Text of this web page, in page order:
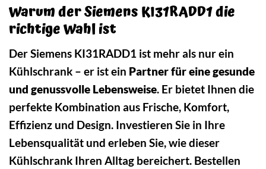
Warum der Siemens KI31RADD1 die
richtige Wahl ist
Der Siemens KI31RADD1 ist mehr als nur ein
Kühlschrank – er ist ein Partner für eine gesunde
und genussvolle Lebensweise. Er bietet Ihnen die
perfekte Kombination aus Frische, Komfort,
Effizienz und Design. Investieren Sie in Ihre
Lebensqualität und erleben Sie, wie dieser
Kühlschrank Ihren Alltag bereichert. Bestellen